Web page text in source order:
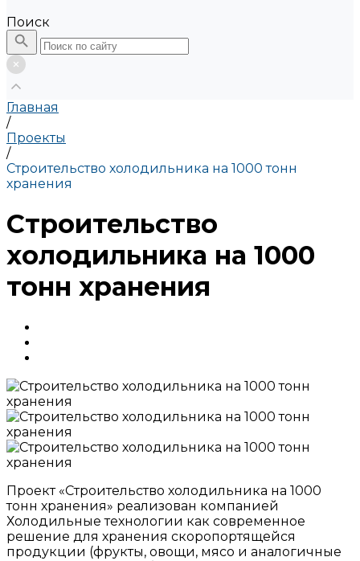
Поиск
Главная
/
Проекты
/
Строительство холодильника на 1000 тонн
хранения
Строительство
холодильника на 1000
тонн хранения
Проект «Строительство холодильника на 1000
тонн хранения» реализован компанией
Холодильные технологии как современное
решение для хранения скоропортящейся
продукции (фрукты, овощи, мясо и аналогичные